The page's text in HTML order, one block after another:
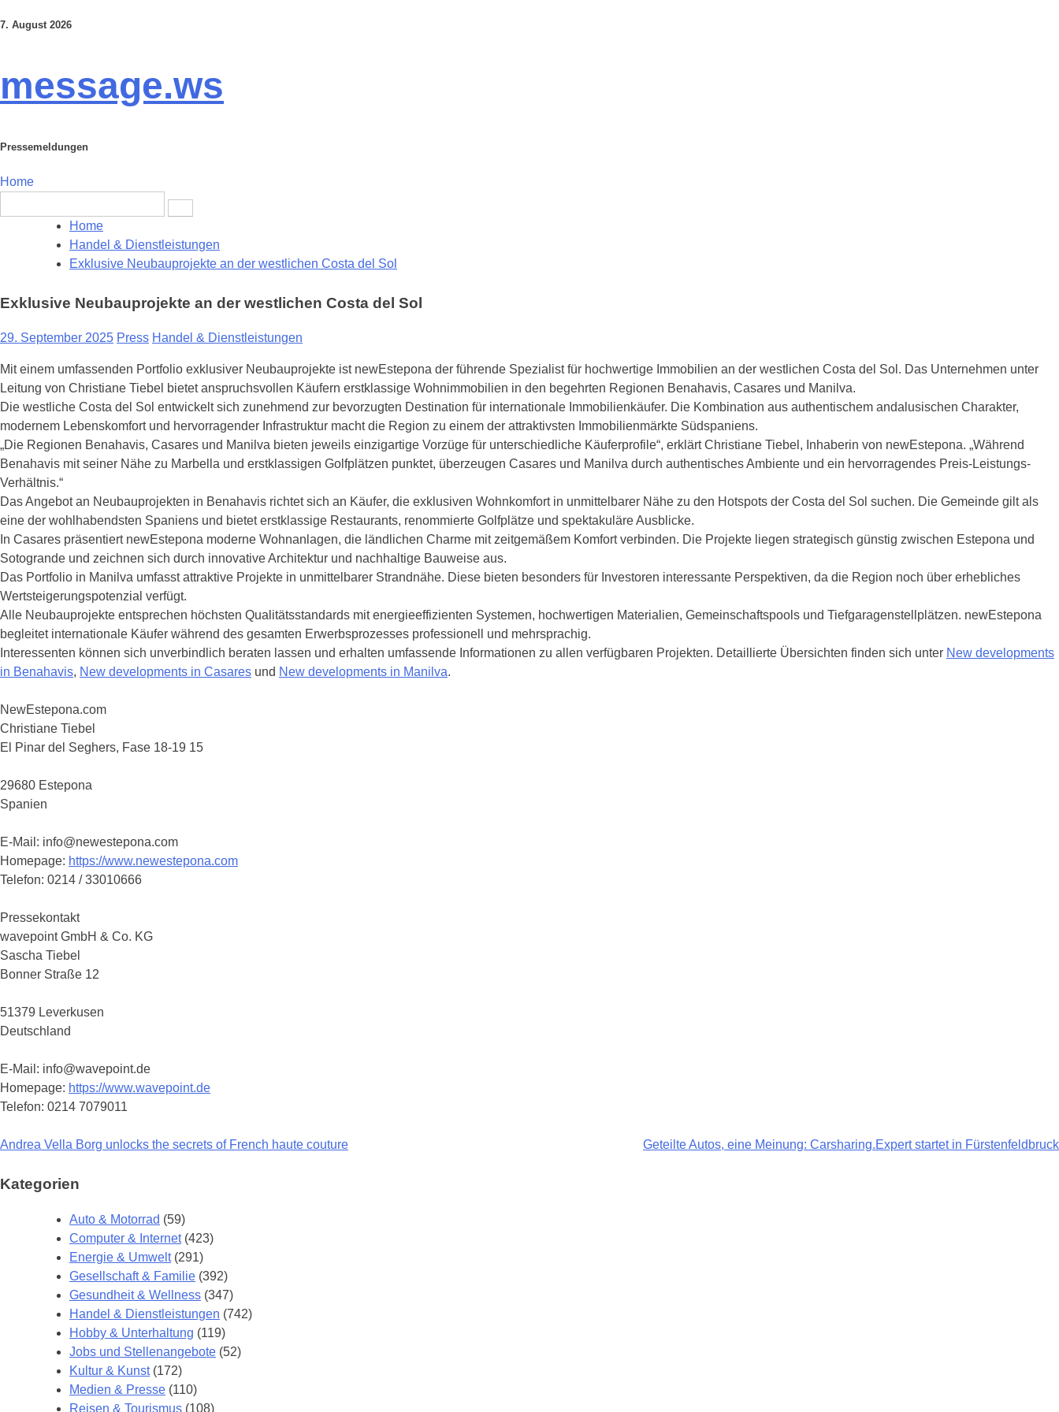
Skip
7. August 2026
message.ws
Pressemeldungen
Home
for:
Home
Handel & Dienstleistungen
Exklusive Neubauprojekte an der westlichen Costa del Sol
Exklusive Neubauprojekte an der westlichen Costa del Sol
29. September 2025 Press Handel & Dienstleistungen
Mit einem umfassenden Portfolio exklusiver Neubauprojekte ist newEstepona der führende Spezialist für hochwertige Immobilien an der westlichen Costa del Sol. Das Unternehmen unter
Leitung von Christiane Tiebel bietet anspruchsvollen Käufern erstklassige Wohnimmobilien in den begehrten Regionen Benahavis, Casares und Manilva.
Die westliche Costa del Sol entwickelt sich zunehmend zur bevorzugten Destination für internationale Immobilienkäufer. Die Kombination aus authentischem andalusischen Charakter,
modernem Lebenskomfort und hervorragender Infrastruktur macht die Region zu einem der attraktivsten Immobilienmärkte Südspaniens.
„Die Regionen Benahavis, Casares und Manilva bieten jeweils einzigartige Vorzüge für unterschiedliche Käuferprofile“, erklärt Christiane Tiebel, Inhaberin von newEstepona. „Während
Benahavis mit seiner Nähe zu Marbella und erstklassigen Golfplätzen punktet, überzeugen Casares und Manilva durch authentisches Ambiente und ein hervorragendes Preis-Leistungs-
Verhältnis.“
Das Angebot an Neubauprojekten in Benahavis richtet sich an Käufer, die exklusiven Wohnkomfort in unmittelbarer Nähe zu den Hotspots der Costa del Sol suchen. Die Gemeinde gilt als
eine der wohlhabendsten Spaniens und bietet erstklassige Restaurants, renommierte Golfplätze und spektakuläre Ausblicke.
In Casares präsentiert newEstepona moderne Wohnanlagen, die ländlichen Charme mit zeitgemäßem Komfort verbinden. Die Projekte liegen strategisch günstig zwischen Estepona und
Sotogrande und zeichnen sich durch innovative Architektur und nachhaltige Bauweise aus.
Das Portfolio in Manilva umfasst attraktive Projekte in unmittelbarer Strandnähe. Diese bieten besonders für Investoren interessante Perspektiven, da die Region noch über erhebliches
Wertsteigerungspotenzial verfügt.
Alle Neubauprojekte entsprechen höchsten Qualitätsstandards mit energieeffizienten Systemen, hochwertigen Materialien, Gemeinschaftspools und Tiefgaragenstellplätzen. newEstepona
begleitet internationale Käufer während des gesamten Erwerbsprozesses professionell und mehrsprachig.
Interessenten können sich unverbindlich beraten lassen und erhalten umfassende Informationen zu allen verfügbaren Projekten. Detaillierte Übersichten finden sich unter New developments
in Benahavis, New developments in Casares und New developments in Manilva.
NewEstepona.com
Christiane Tiebel
El Pinar del Seghers, Fase 18-19 15
29680 Estepona
Spanien
E-Mail: info@newestepona.com
Homepage: https://www.newestepona.com
Telefon: 0214 / 33010666
Pressekontakt
wavepoint GmbH & Co. KG
Sascha Tiebel
Bonner Straße 12
51379 Leverkusen
Deutschland
E-Mail: info@wavepoint.de
Homepage: https://www.wavepoint.de
Telefon: 0214 7079011
Andrea Vella Borg unlocks the secrets of French haute couture Geteilte Autos, eine Meinung: Carsharing.Expert startet in Fürstenfeldbruck
Kategorien
Auto & Motorrad (59)
Computer & Internet(423)
Energie & Umwelt(291)
Gesellschaft & Familie (392)
Gesundheit & Wellness (347)
Handel & Dienstleistungen (742)
Hobby & Unterhaltung (119)
Jobs und Stellenangebote (52)
Kultur & Kunst(172)
Medien & Presse (110)
Reisen & Tourismus (108)